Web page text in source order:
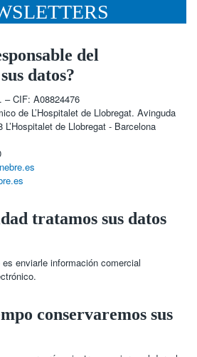
del
datos?
– CIF: A08824476
de L’Hospitalet de Llobregat. Avinguda
de Llobregat - Barcelona
tratamos sus datos
enviarle información comercial
conservaremos sus